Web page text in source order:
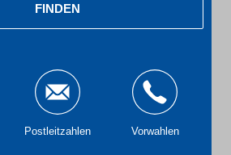
FINDEN
Postleitzahlen Vorwahlen